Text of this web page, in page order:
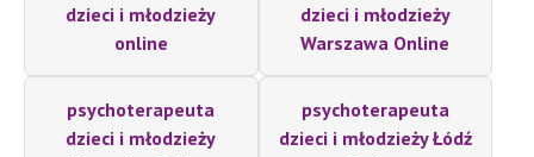
dzieci i młodzieży
online
dzieci i młodzieży
Warszawa Online
psychoterapeuta
dzieci i młodzieży
psychoterapeuta
dzieci i młodzieży Łódź